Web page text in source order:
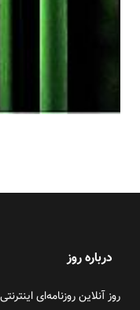
درباره روز